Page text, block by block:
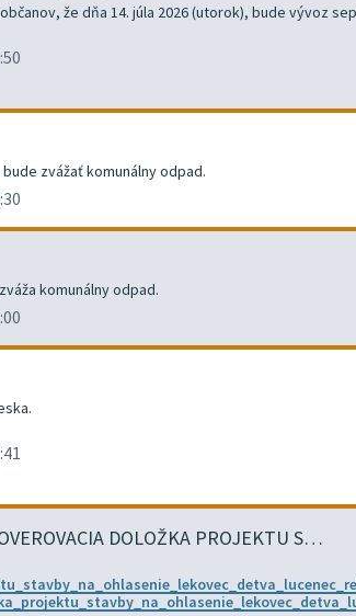
že dňa 14. júla 2026 (utorok), bude vývoz
zvážať komunálny odpad.
komunálny odpad.
DOLOŽKA PROJEKTU S…